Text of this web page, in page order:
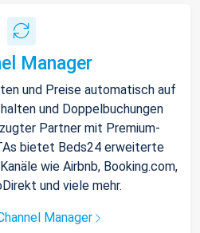
Manager
und Preise automatisch auf
und Doppelbuchungen
Partner mit Premium-
bietet Beds24 erweiterte
wie Airbnb, Booking.com,
und viele mehr.
Manager